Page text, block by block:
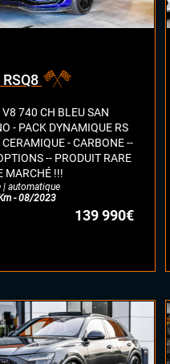
V8 740 CH BLEU SAN
- PACK DYNAMIQUE RS
CERAMIQUE - CARBONE --
-- PRODUIT RARE
MARCHÉ !!!
| automatique
- 08/2023
139 990€